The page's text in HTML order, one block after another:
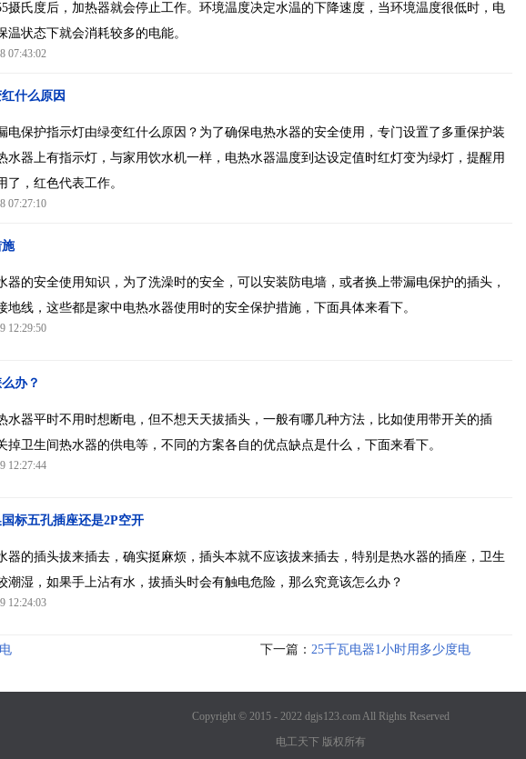
摄氏度后，加热器就会停止工作。环境温度决定水温的下降速度，当环境温度很低时，电
温状态下就会消耗较多的电能。
07:43:02
什么原因
电保护指示灯由绿变红什么原因？为了确保电热水器的安全使用，专门设置了多重保护装
水器上有指示灯，与家用饮水机一样，电热水器温度到达设定值时红灯变为绿灯，提醒用
了，红色代表工作。
07:27:10
器的安全使用知识，为了洗澡时的安全，可以安装防电墙，或者换上带漏电保护的插头，
地线，这些都是家中电热水器使用时的安全保护措施，下面具体来看下。
12:29:50
办？
水器平时不用时想断电，但不想天天拔插头，一般有哪几种方法，比如使用带开关的插
掉卫生间热水器的供电等，不同的方案各自的优点缺点是什么，下面来看下。
12:27:44
标五孔插座还是2P空开
器的插头拔来插去，确实挺麻烦，插头本就不应该拔来插去，特别是热水器的插座，卫生
潮湿，如果手上沾有水，拔插头时会有触电危险，那么究竟该怎么办？
12:24:03
下一篇： 25千瓦电器1小时用多少度电
Copyright © 2015 - 2022 dgjs123.com All Rights Reserved
电工天下 版权所有